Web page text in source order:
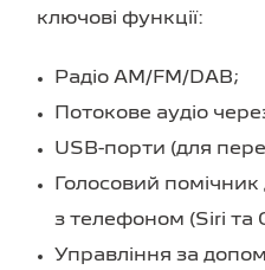
ключові функції:
Радіо AM/FM/DAB;
Потокове аудіо
USB-порти (для
Голосовий помічник
з телефоном (Siri та
Управління за